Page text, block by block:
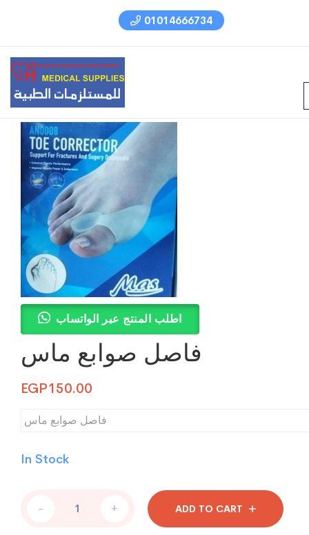
01014666734
اطلب المنتج عبر الواتساب
فاصل صوابع ماس
EGP150.00
فاصل صوابع ماس
In Stock
صوابع
- + ADD TO CART